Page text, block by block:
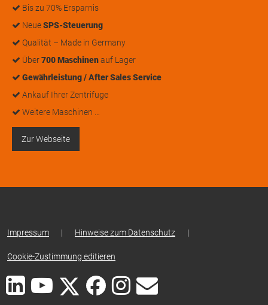
Bis zu 70% Ersparnis
NeueSPS-Steuerung
Qualität – Made in Germany
Über700 Maschinenauf Lager
Gewährleistung / After Sales Service
Ankauf Ihrer Zentrifuge
Weitere Maschinen …
Zur Webseite
Impressum | Hinweise zum Datenschutz |
Cookie-Zustimmung editieren